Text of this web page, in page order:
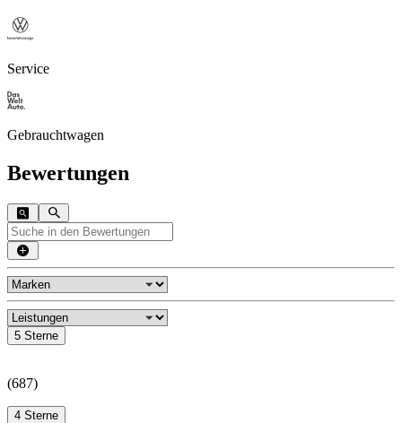
Service
Gebrauchtwagen
Bewertungen
5 Sterne
(687)
4 Sterne